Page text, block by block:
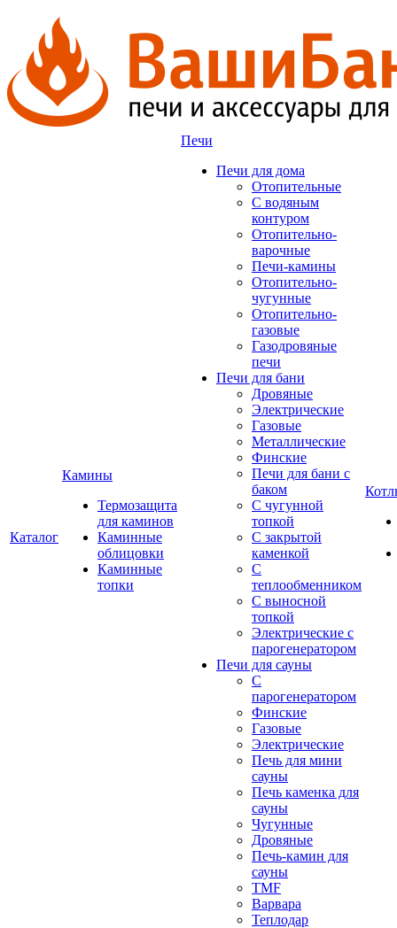
Каталог
Камины
Термозащита
для каминов
Каминные
облицовки
Каминные
топки
Печи
Печи для дома
Отопительные
C водяным
контуром
Отопительно-
варочные
Печи-камины
Отопительно-
чугунные
Отопительно-
газовые
Газодровяные
печи
Печи для бани
Дровяные
Электрические
Газовые
Металлические
Финские
Печи для бани с
баком
С чугунной
топкой
С закрытой
каменкой
С
теплообменником
С выносной
топкой
Электрические с
парогенератором
Печи для сауны
С
парогенератором
Финские
Газовые
Электрические
Печь для мини
сауны
Печь каменка для
сауны
Чугунные
Дровяные
Печь-камин для
сауны
TMF
Варвара
Теплодар